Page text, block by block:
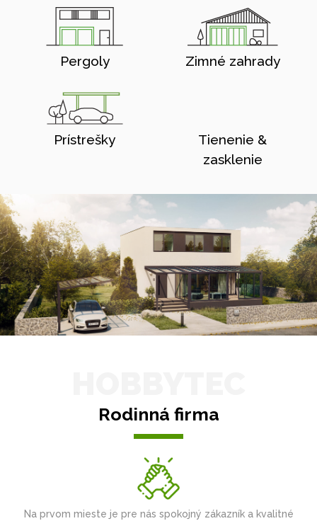
Pergoly Zimné zahrady
Prístrešky
Tienenie &
zasklenie
Rodinná firma
Na prvom mieste je pre nás spokojný zákazník a kvalitné